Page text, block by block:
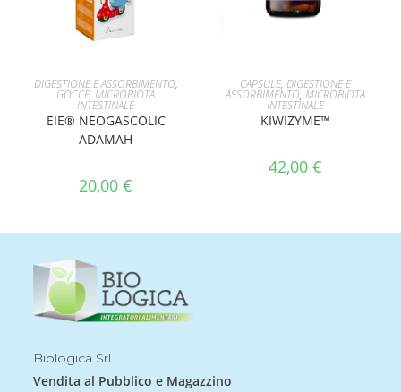
AGGIUNGI AL CARRELLO
DIGESTIONE E ASSORBIMENTO,
GOCCE,MICROBIOTA
INTESTINALE
EIE® NEOGASCOLIC
ADAMAH
20,00€
LEGGI TUTTO
CAPSULE, DIGESTIONE E
ASSORBIMENTO, MICROBIOTA
INTESTINALE
KIWIZYME™
42,00 €
Biologica Srl
Vendita al Pubblico e Magazzino